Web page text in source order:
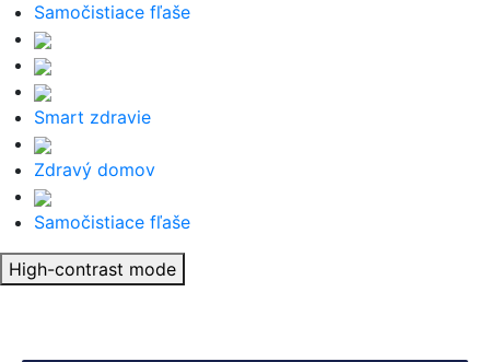
Samočistiace fľaše
Smart zdravie
Zdravý domov
Samočistiace fľaše
High-contrast mode